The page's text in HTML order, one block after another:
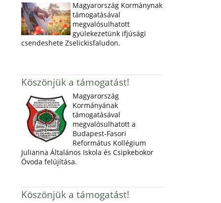
Magyarország Kormánynak
támogatásával
megvalósulhatott
gyülekezetünk ifjúsági
csendeshete Zselickisfaludon.
Köszönjük a támogatást!
Magyarország
Kormányának
támogatásával
megvalósulhatott a
Budapest-Fasori
Református Kollégium
Julianna Általános Iskola és Csipkebokor
Óvoda felújítása.
Köszönjük a támogatást!